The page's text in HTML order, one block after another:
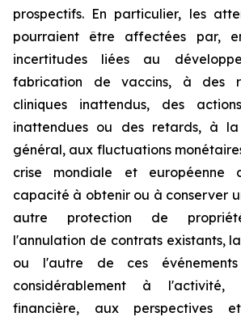
prospectifs. En particulier, les
pourraient être affectées par,
incertitudes liées au
fabrication de vaccins, à des
cliniques inattendus, des
inattendues ou des retards, à la
général, aux fluctuations
crise mondiale et
capacité à obtenir ou à conserver
autre protection de
l'annulation de contrats existants,
ou l'autre de ces
considérablement à
financière, aux perspectives